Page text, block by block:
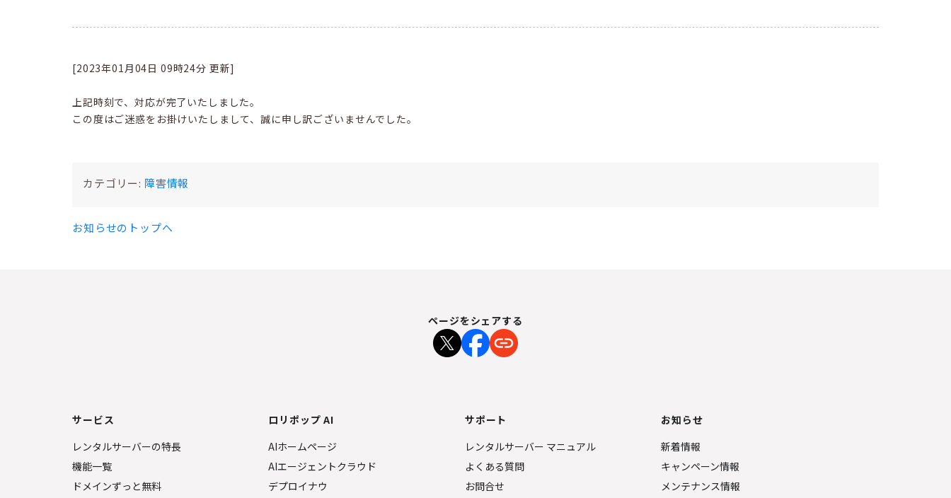
[2023年01月04日 09時24分 更新]
上記時刻で、対応が完了いたしました。
この度はご迷惑をお掛けいたしまして、誠に申し訳ございませんでした。
カテゴリー: 障害情報
お知らせのトップへ
ページをシェアする
サービス
レンタルサーバーの特長
機能一覧
ドメインずっと無料
ロリポップ AI
AIホームページ
AIエージェントクラウド
デプロイナウ
サポート
レンタルサーバー マニュアル
よくある質問
お問合せ
お知らせ
新着情報
キャンペーン情報
メンテナンス情報